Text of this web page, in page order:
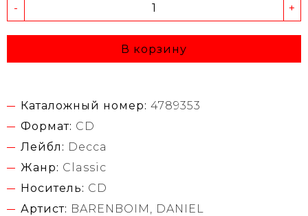
- +
В корзину
Каталожный номер: 4789353
Формат: CD
Лейбл: Decca
Жанр: Classic
Носитель: CD
Артист: BARENBOIM, DANIEL